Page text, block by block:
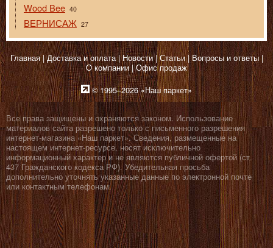
Wood Bee 40
ВЕРНИСАЖ 27
Главная Доставка и оплата Новости Статьи
Вопросы и ответы
О компании Офис продаж
© 1995–2026 «Наш паркет»
Все права защищены и охраняются законом. Использование
материалов сайта разрешено только с письменного разрешения
интернет-магазина «Наш паркет». Сведения, размещенные на
настоящем интернет-ресурсе, носят исключительно
информационный характер и не являются публичной офертой (ст.
437 Гражданского кодекса РФ). Убедительная просьба
дополнительно уточнять указанные данные по электронной почте
или контактным телефонам.